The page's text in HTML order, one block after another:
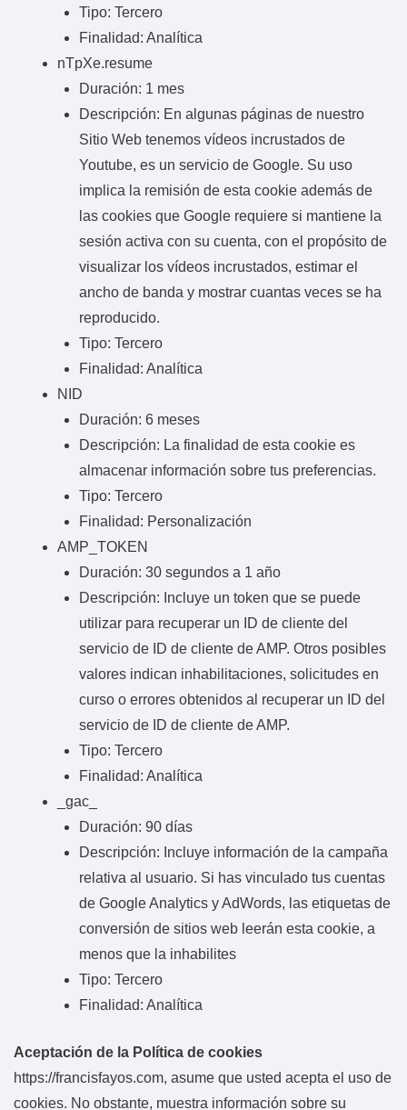
Tipo: Tercero
Finalidad: Analítica
nTpXe.resume
Duración: 1 mes
Descripción: En algunas páginas de nuestro
Sitio Web tenemos vídeos incrustados de
Youtube, es un servicio de Google. Su uso
implica la remisión de esta cookie además de
las cookies que Google requiere si mantiene la
sesión activa con su cuenta, con el propósito de
visualizar los vídeos incrustados, estimar el
ancho de banda y mostrar cuantas veces se ha
reproducido.
Tipo: Tercero
Finalidad: Analítica
NID
Duración: 6 meses
Descripción: La finalidad de esta cookie es
almacenar información sobre tus preferencias.
Tipo: Tercero
Finalidad: Personalización
AMP_TOKEN
Duración: 30 segundos a 1 año
Descripción: Incluye un token que se puede
utilizar para recuperar un ID de cliente del
servicio de ID de cliente de AMP. Otros posibles
valores indican inhabilitaciones, solicitudes en
curso o errores obtenidos al recuperar un ID del
servicio de ID de cliente de AMP.
Tipo: Tercero
Finalidad: Analítica
_gac_
Duración: 90 días
Descripción: Incluye información de la campaña
relativa al usuario. Si has vinculado tus cuentas
de Google Analytics y AdWords, las etiquetas de
conversión de sitios web leerán esta cookie, a
menos que la inhabilites
Tipo: Tercero
Finalidad: Analítica
Aceptación de la Política de cookies
https://francisfayos.com, asume que usted acepta el uso de
cookies. No obstante, muestra información sobre su